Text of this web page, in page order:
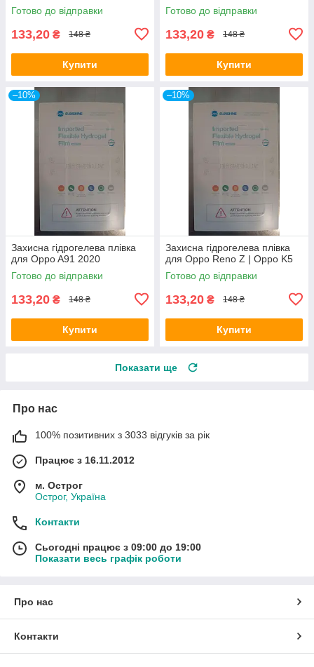
Готово до відправки
133,20 ₴ 148 ₴
Купити
Готово до відправки
133,20 ₴ 148 ₴
Купити
–10%
Захисна гідрогелева плівка
для Oppo A91 2020
Готово до відправки
133,20 ₴ 148 ₴
Купити
–10%
Захисна гідрогелева плівка
для Oppo Reno Z | Oppo K5
Готово до відправки
133,20 ₴ 148 ₴
Купити
Показати ще
Про нас
100% позитивних з 3033 відгуків за рік
Працює з 16.11.2012
м. Острог
Острог, Україна
Контакти
Сьогодні працює з 09:00 до 19:00
Показати весь графік роботи
Про нас
Контакти